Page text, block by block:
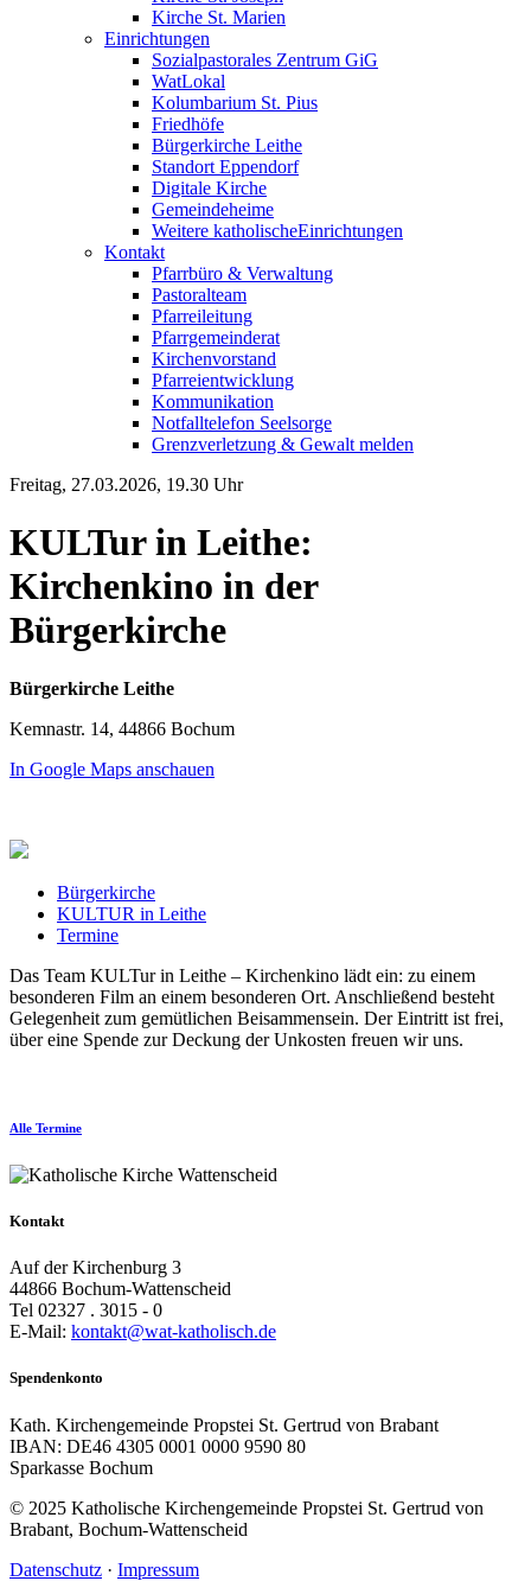
Kirche St. Marien
Einrichtungen
Sozialpastorales Zentrum GiG
WatLokal
Kolumbarium St. Pius
Friedhöfe
Bürgerkirche Leithe
Standort Eppendorf
Digitale Kirche
Gemeindeheime
Weitere katholische­­Einrichtungen
Kontakt
Pfarrbüro & Verwaltung
Pastoralteam
Pfarreileitung
Pfarrgemeinderat
Kirchenvorstand
Pfarreientwicklung
Kommunikation
Notfalltelefon Seelsorge
Grenzverletzung & Gewalt melden
Freitag, 27.03.2026, 19.30 Uhr
KULTur in Leithe:
Kirchenkino in der
Bürgerkirche
Bürgerkirche Leithe
Kemnastr. 14, 44866 Bochum
In Google Maps anschauen
Bürgerkirche
KULTUR in Leithe
Termine
Das Team KULTur in Leithe – Kirchenkino lädt ein: zu einem
besonderen Film an einem besonderen Ort. Anschließend besteht
Gelegenheit zum gemütlichen Beisammensein. Der Eintritt ist frei,
über eine Spende zur Deckung der Unkosten freuen wir uns.
Alle Termine
Kontakt
Auf der Kirchenburg 3
44866 Bochum-Wattenscheid
Tel 02327 . 3015 - 0
E-Mail: kontakt@wat-katholisch.de
Spendenkonto
Kath. Kirchengemeinde Propstei St. Gertrud von Brabant
IBAN: DE46 4305 0001 0000 9590 80
Sparkasse Bochum
© 2025 Katholische Kirchengemeinde Propstei St. Gertrud von
Brabant, Bochum-Wattenscheid
Datenschutz · Impressum